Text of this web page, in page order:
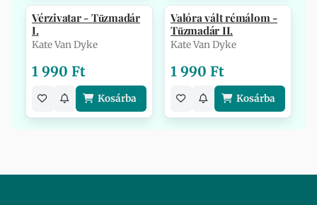
Vérzivatar - Tűzmadár
I.
Kate Van Dyke
1 990 Ft
Kosárba
Valóra vált rémálom -
Tűzmadár II.
Kate Van Dyke
1 990 Ft
Kosárba